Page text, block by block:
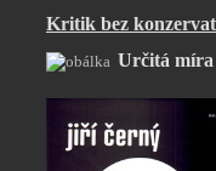
Kritik bez
Určitá